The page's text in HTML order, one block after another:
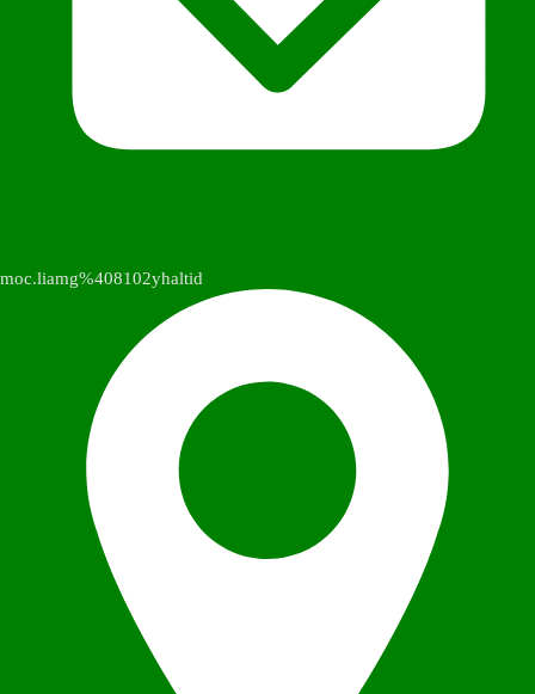
moc.liamg%408102yhaltid